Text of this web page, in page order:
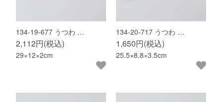
134-19-677 うつわ …
2,112円(税込)
29×12×2cm
134-20-717 うつわ …
1,650円(税込)
25.5×8.8×3.5cm